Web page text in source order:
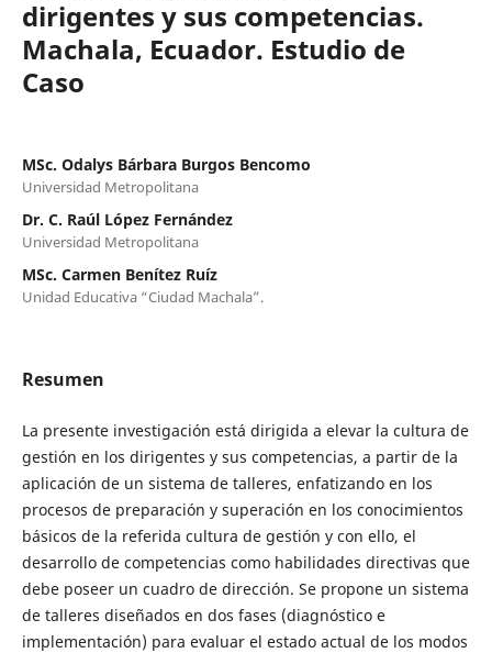
dirigentes y sus competencias.
Machala, Ecuador. Estudio de
Caso
MSc. Odalys Bárbara Burgos Bencomo
Universidad Metropolitana
Dr. C. Raúl López Fernández
Universidad Metropolitana
MSc. Carmen Benítez Ruíz
Unidad Educativa “Ciudad Machala”.
Resumen
La presente investigación está dirigida a elevar la cultura de
gestión en los dirigentes y sus competencias, a partir de la
aplicación de un sistema de talleres, enfatizando en los
procesos de preparación y superación en los conocimientos
básicos de la referida cultura de gestión y con ello, el
desarrollo de competencias como habilidades directivas que
debe poseer un cuadro de dirección. Se propone un sistema
de talleres diseñados en dos fases (diagnóstico e
implementación) para evaluar el estado actual de los modos